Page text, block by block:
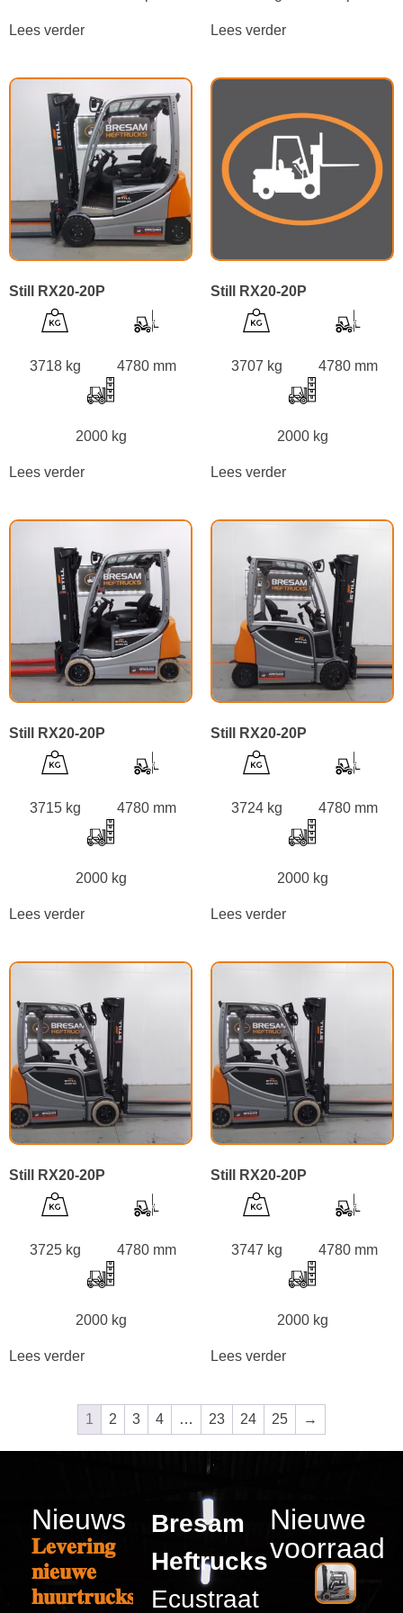
Lees verder Lees verder
Still RX20-20P
3718 kg 4780 mm
2000 kg
Lees verder
Still RX20-20P
3707 kg 4780 mm
2000 kg
Lees verder
Still RX20-20P
3715 kg 4780 mm
2000 kg
Lees verder
Still RX20-20P
3724 kg 4780 mm
2000 kg
Lees verder
Still RX20-20P
3725 kg 4780 mm
2000 kg
Lees verder
Still RX20-20P
3747 kg 4780 mm
2000 kg
Lees verder
1 2 3 4 … 23 24 25 →
Nieuws
𝐋𝐞𝐯𝐞𝐫𝐢𝐧𝐠
𝐧𝐢𝐞𝐮𝐰𝐞
𝐡𝐮𝐮𝐫𝐭𝐫𝐮𝐜𝐤𝐬
Bresam
Heftrucks
Ecustraat
Nieuwe
voorraad